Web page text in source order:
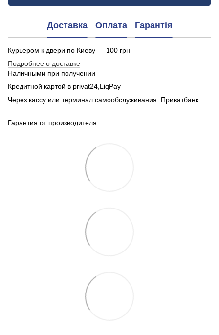
Доставка Оплата Гарантія
Курьером к двери по Киеву — 100 грн.
Подробнее о доставке
Наличными при получении
Кредитной картой в privat24,LiqPay
Через кассу или терминал самообслуживания Приватбанк
Гарантия от производителя